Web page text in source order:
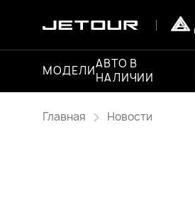
МОДЕЛИАВТО В
НАЛИЧИИ
Главная Новости